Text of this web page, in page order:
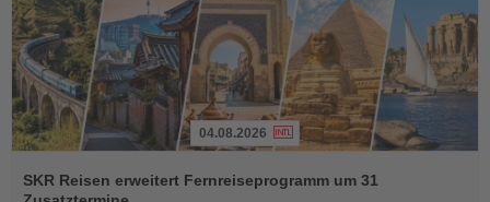
Sie
die
04.08.2026
SKR Reisen erweitert Fernreiseprogramm um 31